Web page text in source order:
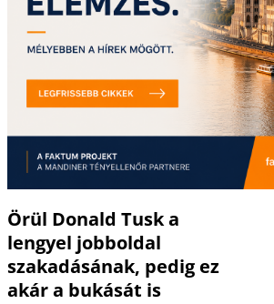
Örül Donald Tusk a
lengyel jobboldal
szakadásának, pedig ez
akár a bukását is